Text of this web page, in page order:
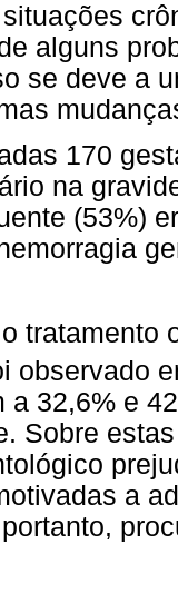
alguns
se deve a
170
na
(53%)
tratamento
observado
a 32,6% e
Sobre
a